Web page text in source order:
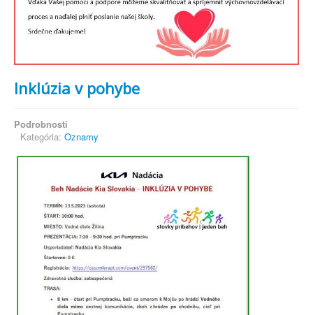
Inklúzia v pohybe
Podrobnosti
Kategória: Oznamy